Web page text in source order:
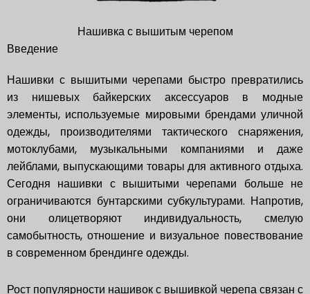
Нашивка с вышитым черепом
Введение
Нашивки с вышитыми черепами быстро превратились
из нишевых байкерских аксессуаров в модные
элементы, используемые мировыми брендами уличной
одежды, производителями тактического снаряжения,
мотоклубами, музыкальными компаниями и даже
лейблами, выпускающими товары для активного отдыха.
Сегодня нашивки с вышитыми черепами больше не
ограничиваются бунтарскими субкультурами. Напротив,
они олицетворяют индивидуальность, смелую
самобытность, отношение и визуальное повествование
в современном брендинге одежды.
Рост популярности нашивок с вышивкой черепа связан с